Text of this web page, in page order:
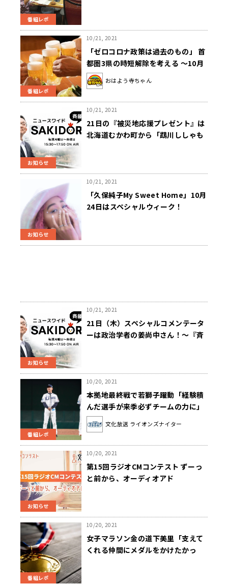
番組レポ
番組レポ
10/21, 2021
「ゼロコロナ政策は過去のもの」 首
都圏3県の時短解除を考える ～10月
21日「おはよう寺ちゃん」
おはよう寺ちゃん
お知らせ
10/21, 2021
21日の『被災地応援プレゼント』は
北海道むかわ町から「鵡川ししゃも
お知らせ
10/21, 2021
「久保純子My Sweet Home」10月
24日はスペシャルウィーク！
お知らせ
10/21, 2021
21日（木）スペシャルコメンテータ
ーは政治学者の姜尚中さん！～『斉
番組レポ
10/20, 2021
本拠地最終戦で若獅子躍動「経験積
んだ選手が来季必ずチームの力に」
【#辻コメ】(ライオンズナイター)
文化放送 ライオンズナイター
お知らせ
10/20, 2021
第15回ラジオCMコンテスト ずーっ
と前から、オーディオアド
番組レポ
10/20, 2021
女子マラソン金の道下美里「支えて
くれる仲間にメダルをかけたかっ